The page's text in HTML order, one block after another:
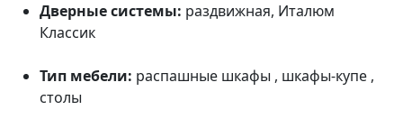
Дверные системы: раздвижная, Италюм
Классик
Тип мебели: распашные шкафы , шкафы-купе ,
столы